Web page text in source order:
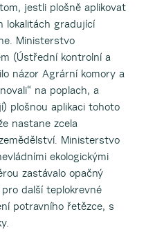
jestli plošně aplikovat
lokalitách gradující
Ministerstvo
(Ústřední kontrolní a
názor Agrární komory a
na poplach, a
plošnou aplikaci tohoto
nastane zcela
Ministerstvo
ekologickými
zastávalo opačný
další teplokrevné
potravního řetězce, s